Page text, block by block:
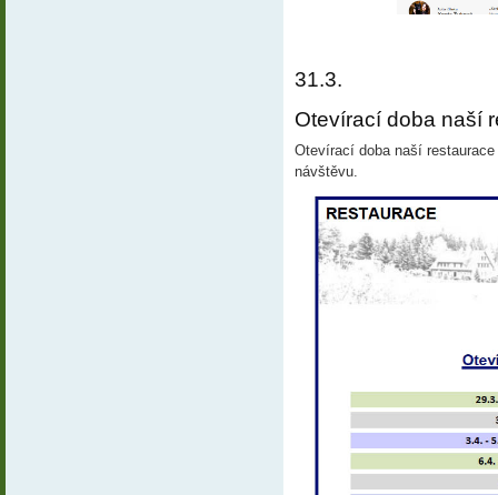
31.3.
Otevírací doba naší
Otevírací doba naší
návštěvu.